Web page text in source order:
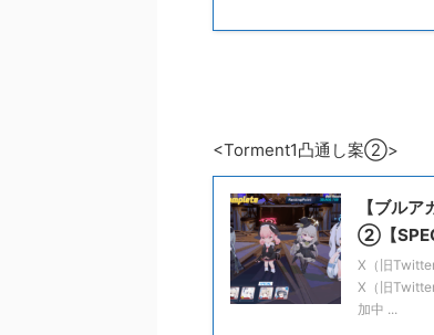
<Torment1凸通し案②>
【ブル
②【
X（旧
X（旧
加中 ...